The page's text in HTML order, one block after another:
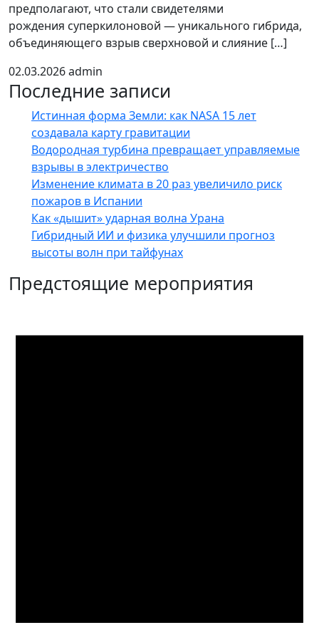
предполагают, что стали свидетелями
рождения суперкилоновой — уникального гибрида,
объединяющего взрыв сверхновой и слияние […]
02.03.2026admin
Последние записи
Истинная форма Земли: как NASA 15 лет
создавала карту гравитации
Водородная турбина превращает управляемые
взрывы в электричество
Изменение климата в 20 раз увеличило риск
пожаров в Испании
Как «дышит» ударная волна Урана
Гибридный ИИ и физика улучшили прогноз
высоты волн при тайфунах
Предстоящие мероприятия